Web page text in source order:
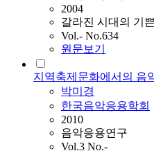
2004
갈라진 시대의 기
Vol.- No.634
원문보기
지역축제문화에서의 음
박미경
한국음악응용학회
2010
음악응용연구
Vol.3 No.-